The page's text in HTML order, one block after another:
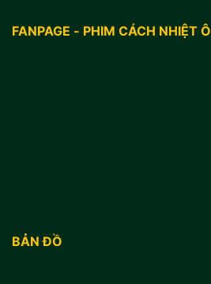
FANPAGE - PHIM CÁCH NHIỆT Ô
BẢN ĐỒ